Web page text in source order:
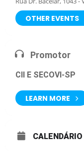
OTHER EVENTS
Promotor
CII E SECOVI-SP
LEARN MORE
CALENDÁRIO